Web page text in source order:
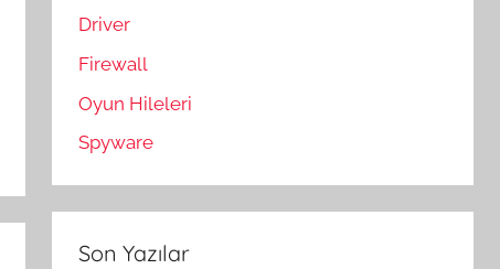
Driver
Firewall
Oyun Hileleri
Spyware
Son Yazılar